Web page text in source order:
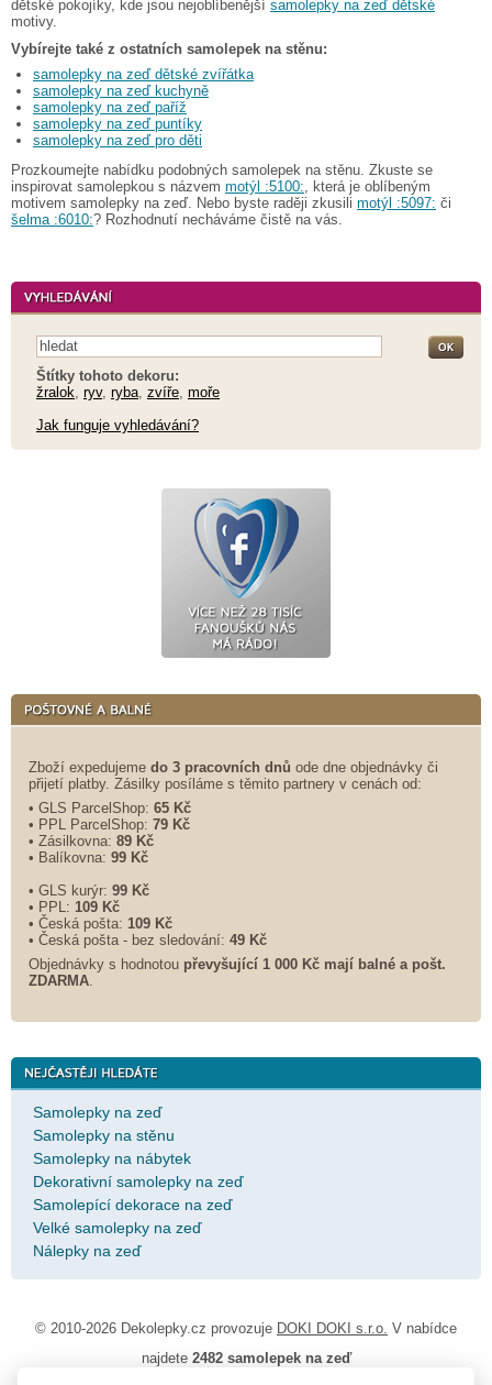
dětské pokojíky, kde jsou nejoblíbenější samolepky na zeď dětské
motivy.
Vybírejte také z ostatních samolepek na stěnu:
samolepky na zeď dětské zvířátka
samolepky na zeď kuchyně
samolepky na zeď paříž
samolepky na zeď puntíky
samolepky na zeď pro děti
Prozkoumejte nabídku podobných samolepek na stěnu. Zkuste se
inspirovat samolepkou s názvem motýl :5100: , která je oblíbeným
motivem samolepky na zeď. Nebo byste raději zkusili motýl :5097: či
šelma :6010:? Rozhodnutí necháváme čistě na vás.
Štítky tohoto dekoru:
žralok ryv, ryba zvíře moře
Jak funguje vyhledávání?
Zboží expedujeme do 3 pracovních dnů ode dne objednávky či
přijetí platby. Zásilky posíláme s těmito partnery v cenách od:
• GLS ParcelShop: 65 Kč
• PPL ParcelShop: 79 Kč
• Zásilkovna: 89 Kč
• Balíkovna: 99 Kč
• GLS kurýr: 99 Kč
• PPL: 109 Kč
• Česká pošta: 109 Kč
• Česká pošta - bez sledování: 49 Kč
Objednávky s hodnotou převyšující 1 000 Kč mají balné a pošt.
ZDARMA
Samolepky na zeď
Samolepky na stěnu
Samolepky na nábytek
Dekorativní samolepky na zeď
Samolepící dekorace na zeď
Velké samolepky na zeď
Nálepky na zeď
© 2010-2026 Dekolepky.cz provozuje DOKI DOKI s.r.o. V nabídce
najdete 2482 samolepek na zeď